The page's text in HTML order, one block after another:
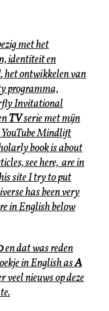
met het
identiteit en
, het ontwikkelen van
programma,
Invitational
TVserie met mijn
YouTube Mindlift
book is about
see here, are in
site I try to put
has been very
in English below
en dat was reden
in English asA
nieuws op deze